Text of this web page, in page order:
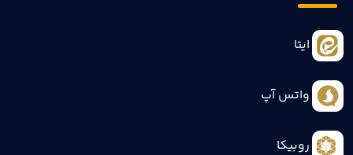
ایتا
واتس آپ
روبیکا